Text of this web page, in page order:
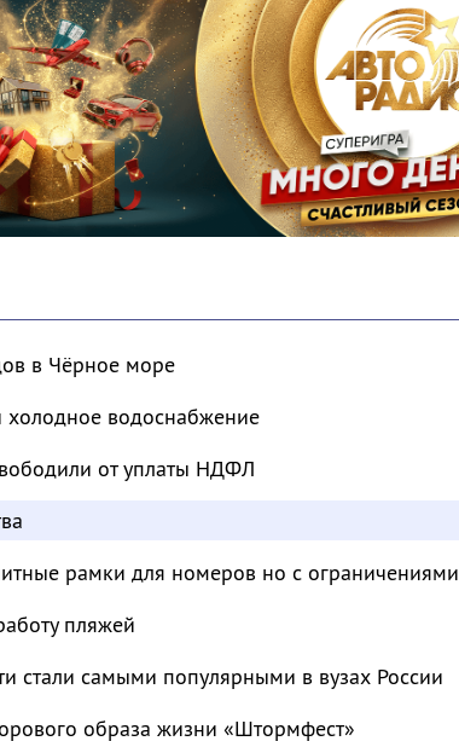
в Чёрное море
холодное водоснабжение
от уплаты НДФЛ
рамки для номеров но с ограничениями
пляжей
стали самыми популярными в вузах России
образа жизни «Штормфест»